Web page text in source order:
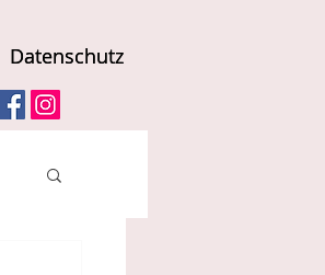
Datenschutz
Datenschutz